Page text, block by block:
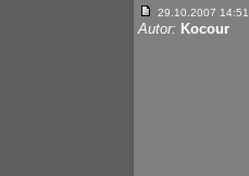
29.10.2007 14:51
Autor: Kocour